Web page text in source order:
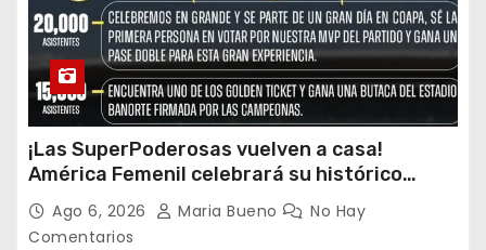
¡Las SuperPoderosas vuelven a casa!
América Femenil celebrará su histórico
triplete con una auténtica fiesta ante Cruz
Azul
Ago 6, 2026 Maria Bueno
No Hay
Comentarios